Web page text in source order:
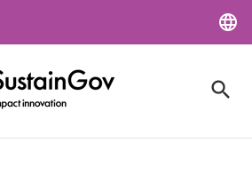
language
search
Sök